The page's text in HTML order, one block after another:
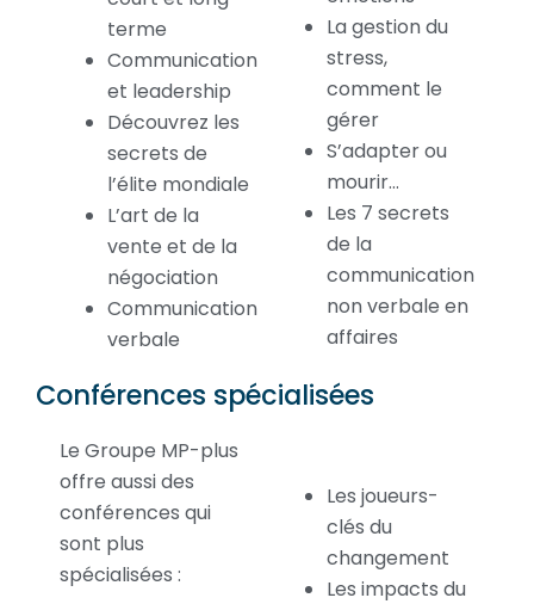
terme
Communication
et leadership
Découvrez les
secrets de
l’élite mondiale
L’art de la
vente et de la
négociation
Communication
verbale
La gestion du
stress,
comment le
gérer
S’adapter ou
mourir…
Les 7 secrets
de la
communication
non verbale en
affaires
Conférences spécialisées
Le Groupe MP-plus
offre aussi des
conférences qui
sont plus
spécialisées :
Les joueurs-
clés du
changement
Les impacts du